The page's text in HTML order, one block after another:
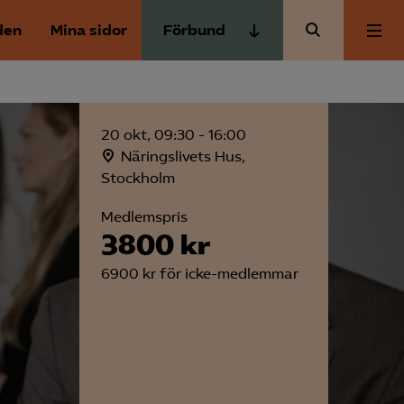
Mina sidor Förbund
Almega Tjänste­företagen
Almega Utbildning
Innovations­företagen
Medie­företagen
Säkerhets­företagen
Aktuellt
Medlemskapet
Mina sidor
20 okt, 09:30 - 16:00
Näringslivets Hus,
Stockholm
Medlemspris
3800 kr
6900 kr för icke-medlemmar